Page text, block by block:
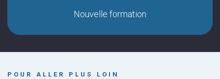
Nouvelle formation
POUR ALLER PLUS LOIN